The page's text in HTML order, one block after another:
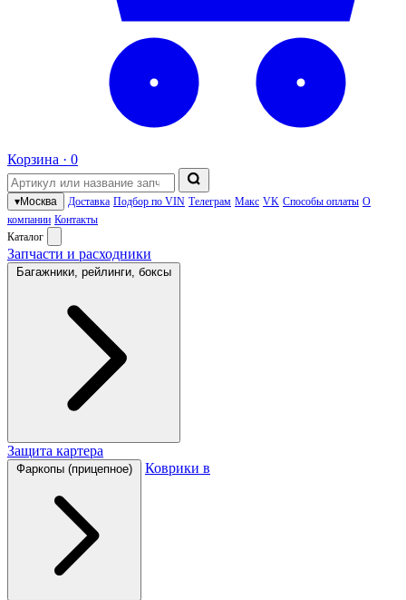
Корзина · 0
▾Москва Доставка Подбор по VIN Телеграм Макс VK Способы оплаты О
компании Контакты
Каталог
Запчасти и расходники
Багажники, рейлинги, боксы
Защита картера
Фаркопы (прицепное) Коврики в